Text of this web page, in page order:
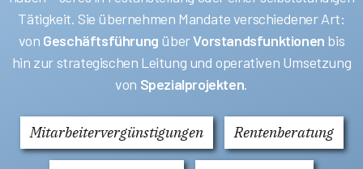
Tätigkeit. Sie übernehmen Mandate verschiedener Art:
von Geschäftsführung überVorstandsfunktionen bis
hin zur strategischen Leitung und operativen Umsetzung
von Spezialprojekten.
Mitarbeitervergünstigungen Rentenberatung